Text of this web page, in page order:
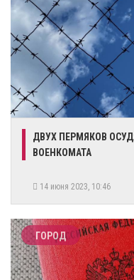
ДВУХ ПЕРМЯКОВ
ВОЕНКОМАТА
14 июня 2023, 10:46
ГОРОД